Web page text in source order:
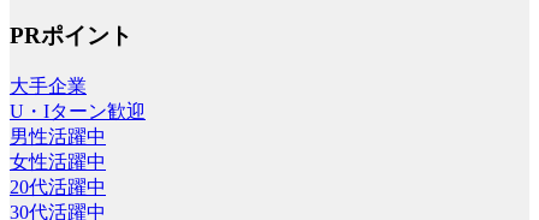
PRポイント
大手企業
U・Iターン歓迎
男性活躍中
女性活躍中
20代活躍中
30代活躍中